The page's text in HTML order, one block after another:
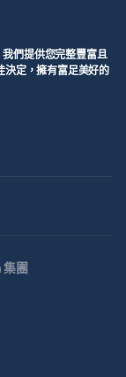
們提供您完整豐富且
決定，擁有富足美好的
團